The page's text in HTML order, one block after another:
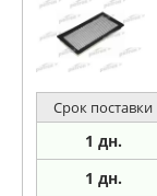
Срок поставки
1 дн.
1 дн.